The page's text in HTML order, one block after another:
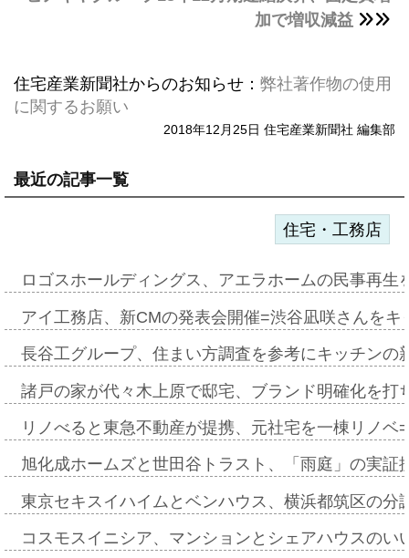
加で増収減益
住宅産業新聞社からのお知らせ： 弊社著作物の使用
に関するお願い
2018年12月25日 住宅産業新聞社 編集部
最近の記事一覧
住宅・工務店
ロゴスホールディングス、アエラホームの民事再
アイ工務店、新CMの発表会開催=渋谷凪咲さんを
長谷工グループ、住まい方調査を参考にキッチン
諸戸の家が代々木上原で邸宅、ブランド明確化を
リノべると東急不動産が提携、元社宅を一棟リノ
旭化成ホームズと世田谷トラスト、「雨庭」の実
東京セキスイハイムとベンハウス、横浜都筑区の
コスモスイニシア、マンションとシェアハウスの